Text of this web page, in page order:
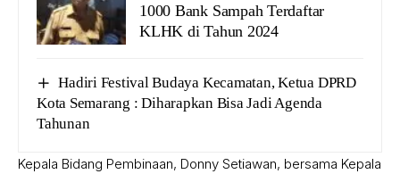
1000 Bank Sampah Terdaftar
KLHK di Tahun 2024
Hadiri Festival Budaya Kecamatan, Ketua DPRD
Kota Semarang : Diharapkan Bisa Jadi Agenda
Tahunan
Kepala Bidang Pembinaan, Donny Setiawan, bersama Kepala